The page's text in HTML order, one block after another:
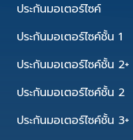
ประกันมอเตอร์ไซค์
ประกันมอเตอร์ไซค์ชั้น 1
ประกันมอเตอร์ไซค์ชั้น 2+
ประกันมอเตอร์ไซค์ชั้น 2
ประกันมอเตอร์ไซค์ชั้น 3+